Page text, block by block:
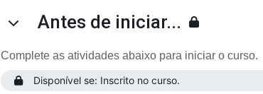
ContrairAntes de iniciar...
Complete as atividades abaixo para iniciar o curso.
Disponível se: Inscrito no curso.